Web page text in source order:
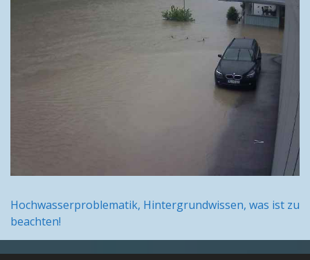
Hochwasserproblematik, Hintergrundwissen, was ist zu
beachten!